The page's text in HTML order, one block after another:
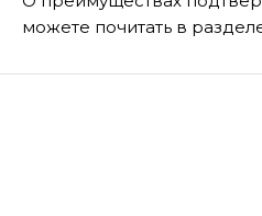
можете почитать в